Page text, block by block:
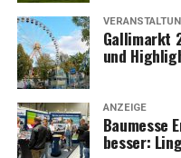
Gal­li­markt
und
ANZEIGE
Bau­mes­se
bes­ser: